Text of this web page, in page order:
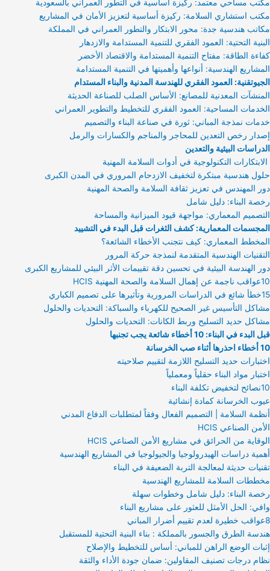
مكتب مساحي معتمد: ركيزة أساسية في التطور العمراني بالسعودية
مكتب استشاري السلامة: ركيزة أساسية لتعزيز الأمان في المشاريع
مكاتب هندسية جدة: محور الابتكار والتطور العمراني في المملكة
البنية التحتية: العمود الفقري للتنمية المستدامة والازدهار
كفاءة الطاقة: مفتاح التنمية المستدامة والاقتصاد الأخضر
المشاريع الهندسية: أنواعها وأهميتها في التنمية المستدامة
الجيوتقنية: العمود الفقري للهندسة المدنية والبناء المستدام
المنشآت المعدنية للمصانع: الأساس الصلب للصناعة الحديثة
الخدمات المساحية: العمود الفقري للتخطيط والتطوير العمراني
خدمات نمذجة المباني: ثورة في صناعة البناء والتصميم
إصدار رخص التعدين للمحاجر والمناجم والكسارات والرمل
الدراسات البيئية والتعدين
الابتكارات التكنولوجية في أدوات السلامة المهنية
حلول هندسية مبتكرة لتخفيف الازدحام المروري في المدن الكبرى
دور المهندس في تعزيز ثقافة السلامة والصحة المهنية
رخصة البناء: دليل شامل
التصميم المعماري: مواجهة قيود الميزانية والمساحة
المجسمات المعمارية: كشف الثغرات قبل البدء في التشييد
المخطط المعماري: كيف نتجنب الأخطاء الشائعة؟
التقنيات الهندسية المتقدمة لنمذجة حركة المرور
دور الهندسة البيئية في تحسين دقة تقييمات الأثر البيئي للمشاريع الكبرى
10عواقب ناجمة عن إهمال السلامة والصحة المهنية HCIS
15خطأ شائع في الدراسات المرورية وتأثيرها على تصميم الكباري
مشاكل التأسيس غير الصحيح للكهرباء والسباكة: التحديات والحلول
مشاكل حديد التسليح وربط الكانات: التحديات والحلول
قبل البدء في البناء: 10 أخطاء شائعة يجب تجنبها
10 أخطاء احذرها أثناء صب الخرسانة
اختبارات حديد التسليح اللازمة لتقييم صلاحيته
اختبار مواد البناء حقلياً ومعملياً
10نصائح لتخفيض تكلفة البناء
عيوب الخرسانة كمادة إنشائية
أنظمة السلامة | التصميم الفعال وفقاً لمتطلبات الدفاع المدني
الأمن الصناعي HCIS
الوقاية من الحرائق في مشاريع الأمن الصناعي HCIS
أهمية دراسات الهيدرولوجيا والجيولوجيا في المشاريع الهندسية
تقنيات حديثة لمعالجة التربة الضعيفة في البناء
مخططات السلامة للمشاريع الهندسية
رخصة البناء: دليل شامل وخطوات سهلة
وافي: الحل الأمثل للعثور على مشاريع البناء
8عواقب خطيرة لعدم تقييم أضرار المباني
هندسة الطرق والجسور بالمملكة : بناء البنية التحتية للمستقبل
إثبات الوضع الراهن للمباني: أساس للتخطيط والإصلاح
نظام درجات تصنيف المقاولين: ضمان جودة الأداء والثقة